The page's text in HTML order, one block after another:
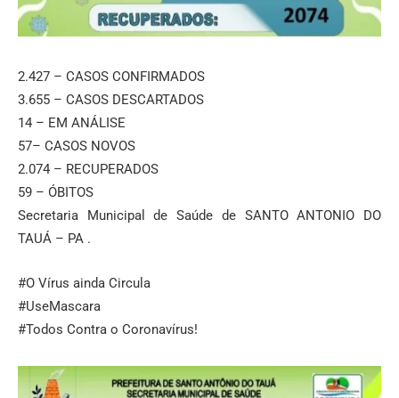
2.427 – CASOS CONFIRMADOS
3.655 – CASOS DESCARTADOS
14 – EM ANÁLISE
57– CASOS NOVOS
2.074 – RECUPERADOS
59 – ÓBITOS
Secretaria Municipal de Saúde de SANTO ANTONIO DO
TAUÁ – PA .
#O Vírus ainda Circula
#UseMascara
#Todos Contra o Coronavírus!